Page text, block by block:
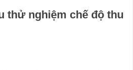
thử nghiệm chế độ thu